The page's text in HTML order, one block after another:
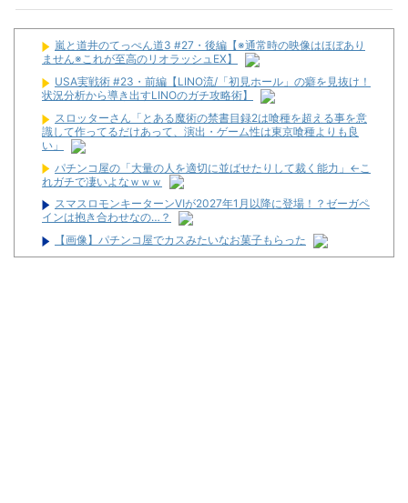
嵐と道井のてっぺん道3 #27・後編【※通常時の映像はほぼあり
ません※これが至高のリオラッシュEX】
USA実戦術 #23・前編【LINO流/「初見ホール」の癖を見抜け！
状況分析から導き出すLINOのガチ攻略術】
スロッターさん「とある魔術の禁書目録2は喰種を超える事を意
識して作ってるだけあって、演出・ゲーム性は東京喰種よりも良
い」
パチンコ屋の「大量の人を適切に並ばせたりして裁く能力」←こ
れガチで凄いよなｗｗｗ
スマスロモンキーターンⅥが2027年1月以降に登場！？ゼーガペ
インは抱き合わせなの…？
【画像】パチンコ屋でカスみたいなお菓子もらった